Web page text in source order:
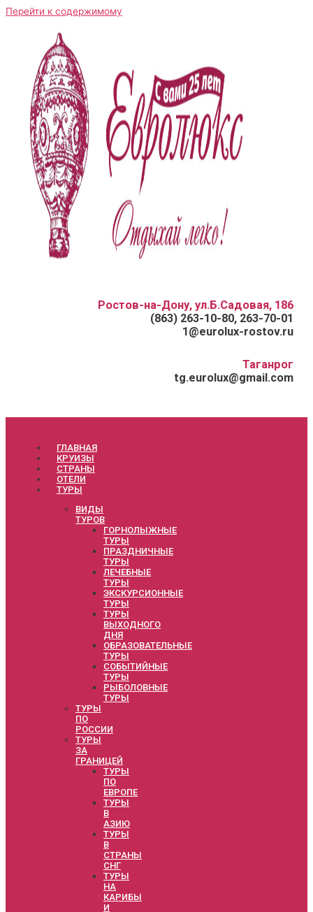
Перейти к содержимому
Ростов-на-Дону, ул.Б.Садовая, 186
(863) 263-10-80, 263-70-01
1@eurolux-rostov.ru
Таганрог
tg.eurolux@gmail.com
ГЛАВНАЯ
КРУИЗЫ
СТРАНЫ
ОТЕЛИ
ТУРЫ
ВИДЫ
ТУРОВ
ГОРНОЛЫЖНЫЕ
ТУРЫ
ПРАЗДНИЧНЫЕ
ТУРЫ
ЛЕЧЕБНЫЕ
ТУРЫ
ЭКСКУРСИОННЫЕ
ТУРЫ
ТУРЫ
ВЫХОДНОГО
ДНЯ
ОБРАЗОВАТЕЛЬНЫЕ
ТУРЫ
СОБЫТИЙНЫЕ
ТУРЫ
РЫБОЛОВНЫЕ
ТУРЫ
ТУРЫ
ПО
РОССИИ
ТУРЫ
ЗА
ГРАНИЦЕЙ
ТУРЫ
ПО
ЕВРОПЕ
ТУРЫ
В
АЗИЮ
ТУРЫ
В
СТРАНЫ
СНГ
ТУРЫ
НА
КАРИБЫ
И